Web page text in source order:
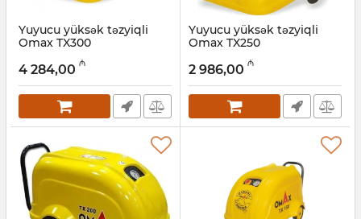
Yuyucu yüksək təzyiqli
Omax TX300
017011062
4 284,00 ₼
Yuyucu yüksək təzyiqli
Omax TX250
017011061
2 986,00 ₼